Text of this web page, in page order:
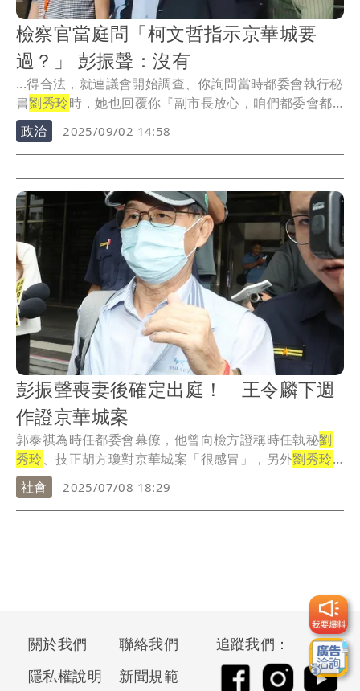
檢察官當庭問「柯文哲指示京華城要
過？」 彭振聲：沒有
...得合法，就連議會開始調查、你詢問當時都委會執行秘
書劉秀玲時，她也回覆你『副市長放心，咱們都委會都
有把...
政治 2025/09/02 14:58
彭振聲喪妻後確定出庭！ 王令麟下週
作證京華城案
郭泰祺為時任都委會幕僚，他曾向檢方證稱時任執秘劉
秀玲、技正胡方瓊對京華城案「很感冒」，另外劉秀玲
和時...
社會 2025/07/08 18:29
關於我們
聯絡我們
隱私權說明
新聞規範
追蹤我們：